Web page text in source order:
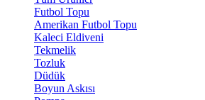
Futbol Topu
Amerikan Futbol Topu
Kaleci Eldiveni
Tekmelik
Tozluk
Düdük
Boyun Askısı